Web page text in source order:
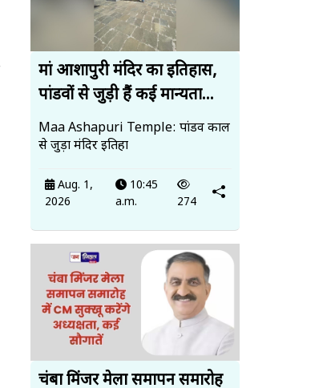
मां आशापुरी मंदिर का इतिहास,
पांडवों से जुड़ी हैं कई मान्यता...
Maa Ashapuri Temple: पांडव काल
से जुड़ा मंदिर इतिहा
Aug. 1,
2026
10:45
a.m.
274
चंबा मिंजर मेला समापन समारोह